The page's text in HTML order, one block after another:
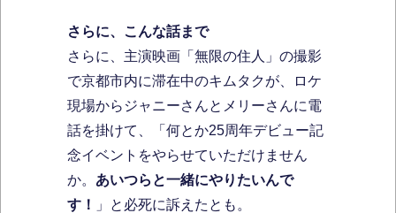
さらに、こんな話まで
さらに、主演映画「無限の住人」の撮影
で京都市内に滞在中のキムタクが、ロケ
現場からジャニーさんとメリーさんに電
話を掛けて、「何とか25周年デビュー記
念イベントをやらせていただけません
か。 あいつらと一緒にやりたいんで
す！
」と必死に訴えたとも。